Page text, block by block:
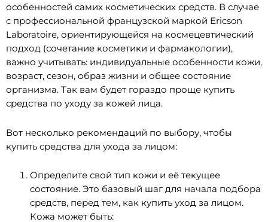
особенностей самих косметических средств. В случае
с профессиональной французской маркой Ericson
Laboratoire, ориентирующейся на космецевтический
подход (сочетание косметики и фармакологии),
важно учитывать: индивидуальные особенности кожи,
возраст, сезон, образ жизни и общее состояние
организма. Так вам будет гораздо проще купить
средства по уходу за кожей лица.
Вот несколько рекомендаций по выбору, чтобы
купить средства для ухода за лицом:
Определите свой тип кожи и её текущее
состояние. Это базовый шаг для начала подбора
средств, перед тем, как купить уход за лицом.
Кожа может быть: